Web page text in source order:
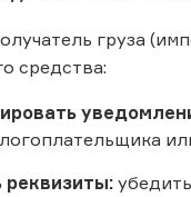
груза
средства:
реквизиты: